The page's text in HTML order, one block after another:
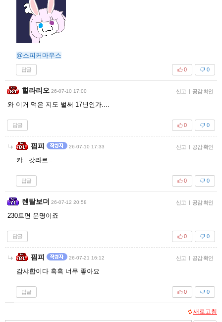
@스피커마우스
답글 0
0
힐라리오 26-07-10 17:00 신고 | 공감 확인
와 이거 먹은 지도 벌써 17년인가....
답글 0
0
핌피 26-07-10 17:33 신고 | 공감 확인
캬.. 갓라르..
답글 0
0
렌탈보더 26-07-12 20:58 신고 | 공감 확인
230트면 운명이죠
답글 0
0
핌피 26-07-21 16:12 신고 | 공감 확인
감샤합이다 흑흑 너무 좋아요
답글 0
0
새로고침